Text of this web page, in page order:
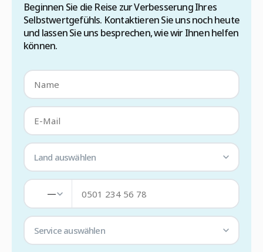
Beginnen Sie die Reise zur Verbesserung Ihres
Selbstwertgefühls. Kontaktieren Sie uns noch heute
und lassen Sie uns besprechen, wie wir Ihnen helfen
können.
Land auswählen
—
Service auswählen